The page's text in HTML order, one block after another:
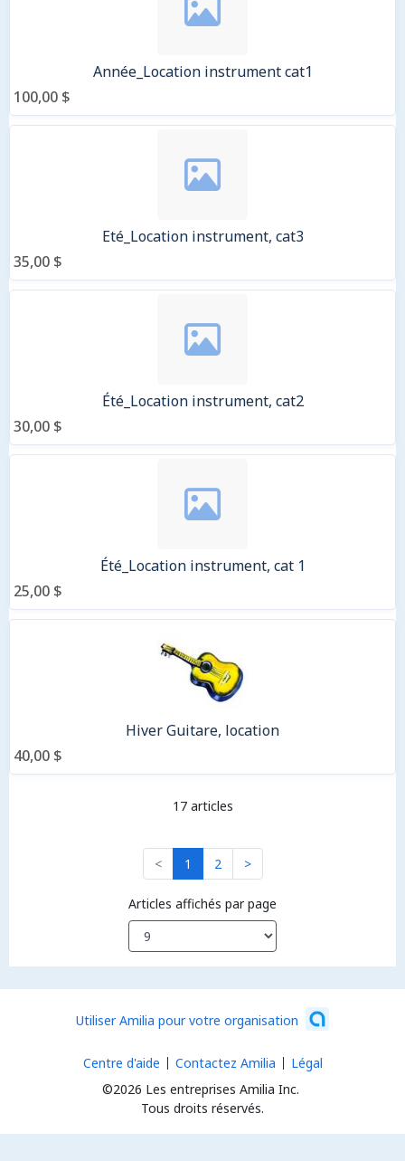
Année_Location instrument cat1
100,00 $
Eté_Location instrument, cat3
35,00 $
Été_Location instrument, cat2
30,00 $
Été_Location instrument, cat 1
25,00 $
Hiver Guitare, location
40,00 $
17 articles
< 1 2 >
Articles affichés par page
Utiliser Amilia pour votre organisation
©2026 Les entreprises Amilia Inc.
Tous droits réservés.
Centre d'aide Contactez Amilia Légal